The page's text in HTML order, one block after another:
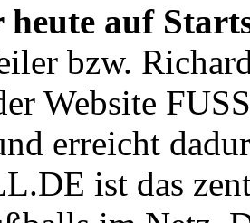
heute auf
bzw.
Website
erreicht
ist das